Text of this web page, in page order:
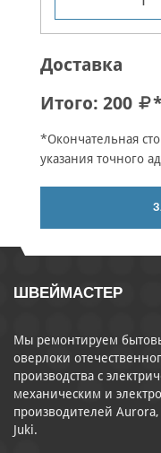
Доставка
Итого: 200
*Окончательная
указания точного
ШВЕЙМАСТЕР
Мы ремонтируем
оверлоки
производства с
механическим и
производителей
Juki.